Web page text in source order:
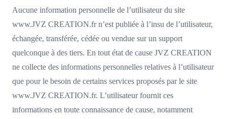
Aucune information personnelle de l’utilisateur du site
www.JVZ CREATION.fr n’est publiée à l’insu de l’utilisateur,
échangée, transférée, cédée ou vendue sur un support
quelconque à des tiers. En tout état de cause JVZ CREATION
ne collecte des informations personnelles relatives à l’utilisateur
que pour le besoin de certains services proposés par le site
www.JVZ CREATION.fr. L’utilisateur fournit ces
informations en toute connaissance de cause, notamment